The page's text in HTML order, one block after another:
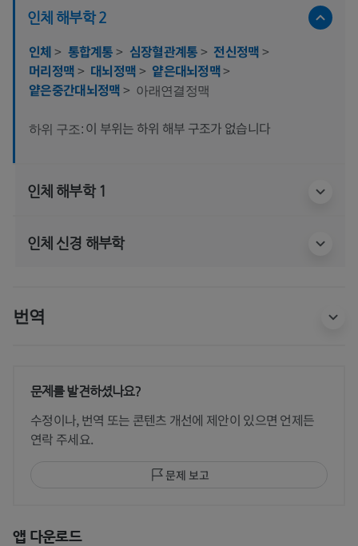
인체 해부학 2
인체> 통합계통> 심장혈관계통> 전신정맥>
머리정맥> 대뇌정맥> 얕은대뇌정맥>
얕은중간대뇌정맥> 아래연결정맥
하위 구조: 이 부위는 하위 해부 구조가 없습니다
인체 해부학 1
인체 신경 해부학
번역
문제를 발견하셨나요?
수정이나, 번역 또는 콘텐츠 개선에 제안이 있으면 언제든
연락 주세요.
문제 보고
앱 다운로드